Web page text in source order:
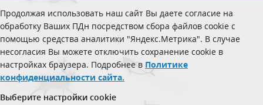
Продолжая использовать наш сайт Вы даете согласие на
обработку Ваших ПДн посредством сбора файлов cookie с
помощью средства аналитики "Яндекс.Метрика". В случае
несогласия Вы можете отключить сохранение cookie в
настройках браузера. Подробнее в Политике
конфиденциальности сайта.
Выберите настройки cookie